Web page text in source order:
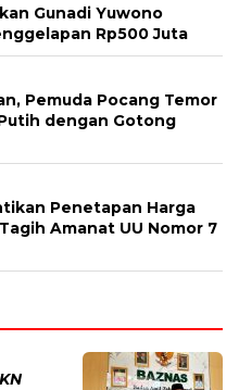
Gunadi Yuwono
Rp500 Juta
Pemuda Pocang Temor
dengan Gotong
Penetapan Harga
Amanat UU Nomor 7